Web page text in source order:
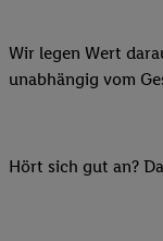
Wir legen Wert
unabhängig vom
Hört sich gut an?